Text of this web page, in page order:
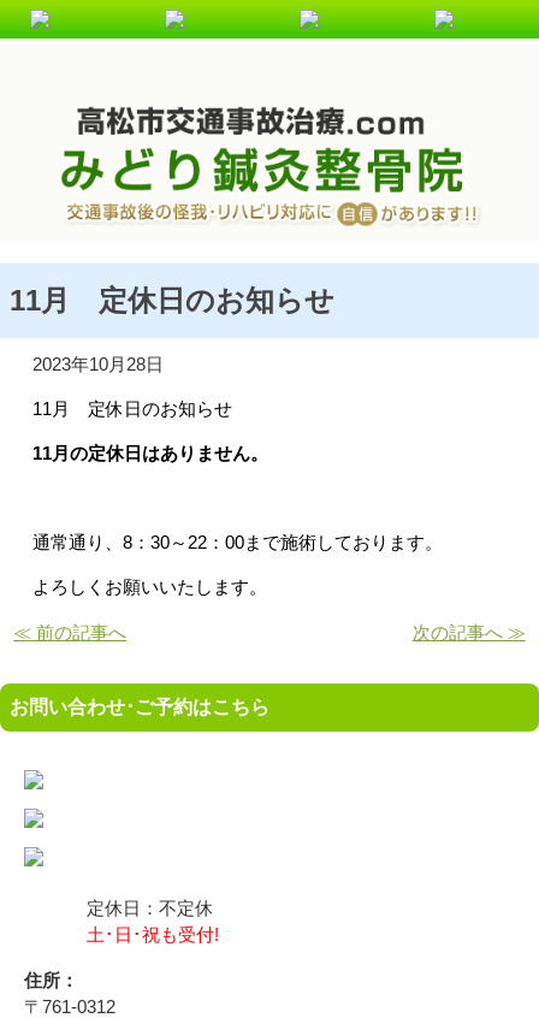
交通事故・むち打ち施術を受けるなら、高松むち打ち.comに
ご相談ください！
11月 定休日のお知らせ
2023年10月28日
11月 定休日のお知らせ
11月の定休日はありません。
通常通り、8：30～22：00まで施術しております。
よろしくお願いいたします。
≪ 前の記事へ 次の記事へ ≫
お問い合わせ･ご予約はこちら
定休日：不定休
土･日･祝も受付!
住所：
〒761-0312